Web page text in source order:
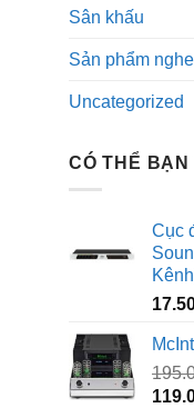
Sân khấu
Sản phẩm
Uncategorized
CÓ THỂ BẠN
Cục